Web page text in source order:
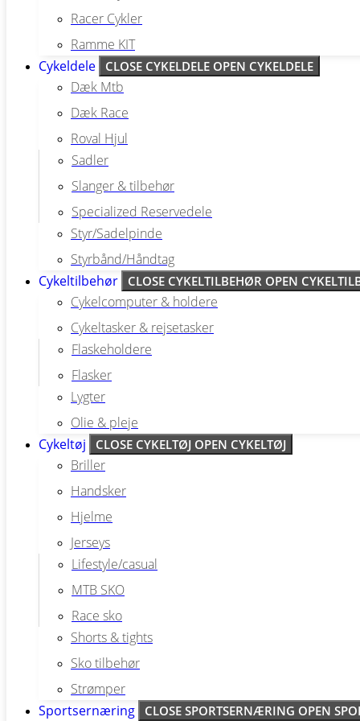
Racer Cykler
Ramme KIT
Cykeldele
CLOSE CYKELDELE OPEN CYKELDELE
Dæk Mtb
Dæk Race
Roval Hjul
Sadler
Slanger & tilbehør
Specialized Reservedele
Styr/Sadelpinde
Styrbånd/Håndtag
Cykeltilbehør
CLOSE CYKELTILBEHØR OPEN
Cykelcomputer & holdere
Cykeltasker & rejsetasker
Flaskeholdere
Flasker
Lygter
Olie & pleje
Cykeltøj
CLOSE CYKELTØJ OPEN CYKELTØJ
Briller
Handsker
Hjelme
Jerseys
Lifestyle/casual
MTB SKO
Race sko
Shorts & tights
Sko tilbehør
Strømper
Sportsernæring
CLOSE SPORTSERNÆRING OPEN